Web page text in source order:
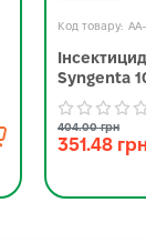
Syngenta
404.00 грн
351.48